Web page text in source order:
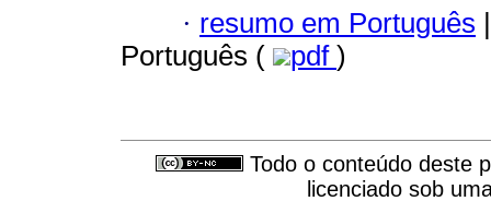
· resumo em Português |
Português (
pdf )
Todo o conteúdo deste
licenciado sob